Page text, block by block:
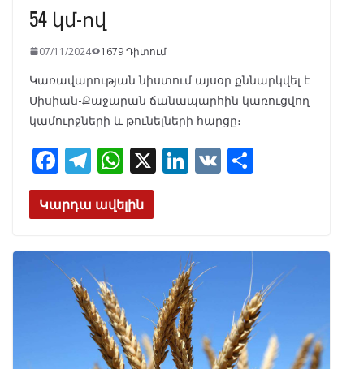
54 կմ-ով
07/11/2024 1679 Դիտում
Կառավարության նիստում այսօր քննարկվել է
Սիսիան-Քաջարան ճանապարհին կառուցվող
կամուրջների և թունելների հարցը։
F
ac
e
o
o
T
el
e
a
m
W
h
at
p
X Li
dI
n
V
Կարդա ավելին